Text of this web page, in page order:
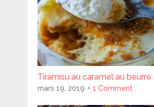
Tiramisu au caramel au beurre
mars 19, 2019 1 Comment